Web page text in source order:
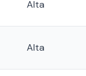
Alta
Alta